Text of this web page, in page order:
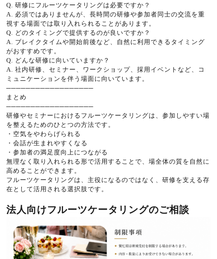
Q. 研修にフルーツケータリングは必要ですか？
A. 必須ではありませんが、長時間の研修や参加者同士の交流を重
視する場面では取り入れられることがあります。
Q. どのタイミングで提供するのが良いですか？
A. ブレイクタイムや開始前後など、自然に利用できるタイミング
がおすすめです。
Q. どんな研修に向いていますか？
A. 社内研修、セミナー、ワークショップ、採用イベントなど、コ
ミュニケーションを伴う場面に向いています。
──────────────────
まとめ
──────────────────
研修やセミナーにおけるフルーツケータリングは、参加しやすい場
を整えるためのひとつの方法です。
・空気をやわらげられる
・会話が生まれやすくなる
・参加者の満足度向上につながる
無理なく取り入れられる形で活用することで、場全体の質を自然に
高めることができます。
フルーツケータリングは、主役になるのではなく、研修を支える存
在として活用される選択肢です。
法人向けフルーツケータリングのご相談